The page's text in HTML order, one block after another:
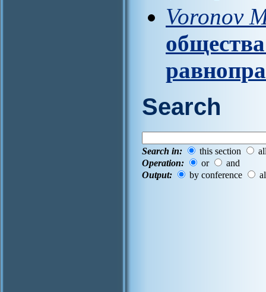
Voronov
Search
Search in: this section
Operation:
or
and
Output:
by conference